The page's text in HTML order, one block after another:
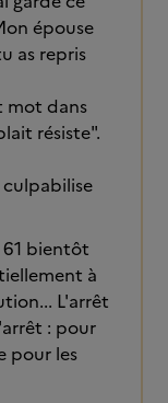
épouse
as repris
mot dans
résiste".
bientôt
à
L'arrêt
: pour
pour les